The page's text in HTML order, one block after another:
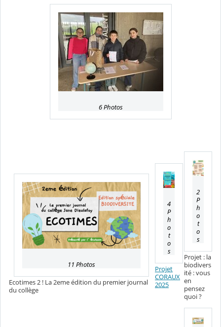
6 Photos
11 Photos
Ecotimes 2 ! La 2eme édition du premier journal
du collège
4
P
h
o
t
o
s
Projet
CORAUX
2025
2
P
h
o
t
o
s
Projet : la
biodivers
ité : vous
en
pensez
quoi ?